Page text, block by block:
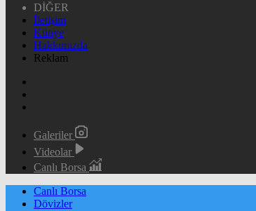
DİĞER
İletişim
Künye
Hakkımızda
Reklam
Galeriler
Videolar
Canlı Borsa
Canlı Borsa
Dövizler